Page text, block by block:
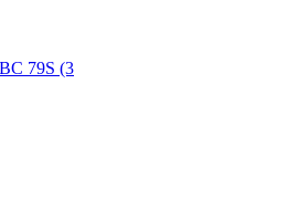
79S (3